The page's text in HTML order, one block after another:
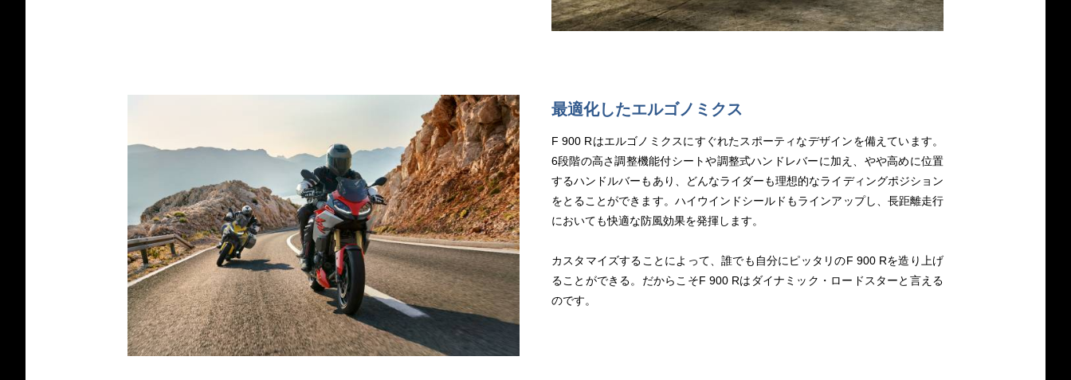
最適化したエルゴノミクス
F 900 Rはエルゴノミクスにすぐれたスポーティなデザインを備えています。
6段階の高さ調整機能付シートや調整式ハンドレバーに加え、やや高めに位置
するハンドルバーもあり、どんなライダーも理想的なライディングポジション
をとることができます。ハイウインドシールドもラインアップし、長距離走行
においても快適な防風効果を発揮します。
カスタマイズすることによって、誰でも自分にピッタリのF 900 Rを造り上げ
ることができる。だからこそF 900 Rはダイナミック・ロードスターと言える
のです。